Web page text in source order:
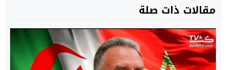
مقالات ذات صلة